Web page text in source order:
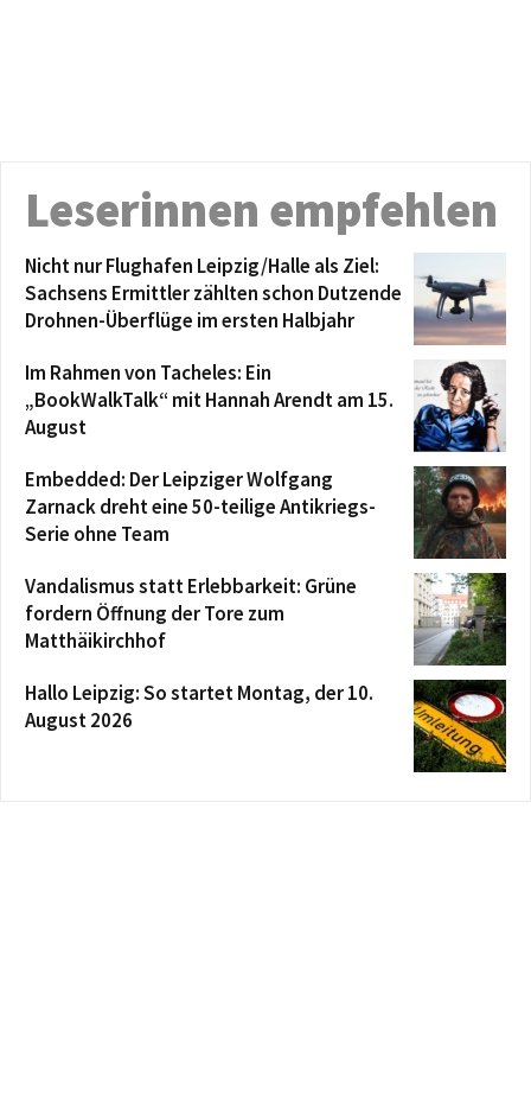
Leserinnen empfehlen
Nicht nur Flughafen Leipzig/Halle als Ziel:
Sachsens Ermittler zählten schon Dutzende
Drohnen-Überflüge im ersten Halbjahr
Im Rahmen von Tacheles: Ein
„BookWalkTalk“ mit Hannah Arendt am 15.
August
Embedded: Der Leipziger Wolfgang
Zarnack dreht eine 50-teilige Antikriegs-
Serie ohne Team
Vandalismus statt Erlebbarkeit: Grüne
fordern Öffnung der Tore zum
Matthäikirchhof
Hallo Leipzig: So startet Montag, der 10.
August 2026